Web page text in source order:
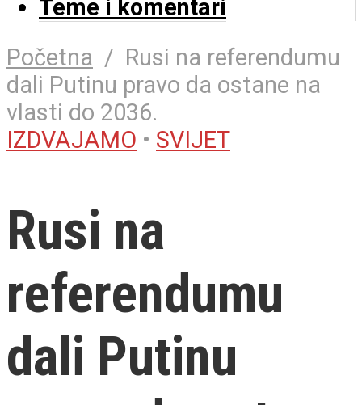
Teme i komentari
Početna / Rusi na referendumu
dali Putinu pravo da ostane na
vlasti do 2036.
IZDVAJAMO • SVIJET
Rusi na
referendumu
dali Putinu